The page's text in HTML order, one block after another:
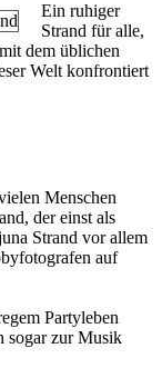
Ein ruhiger
Strand für alle,
dem üblichen
Welt konfrontiert
Menschen
der einst als
Strand vor allem
auf
Partyleben
sogar zur Musik